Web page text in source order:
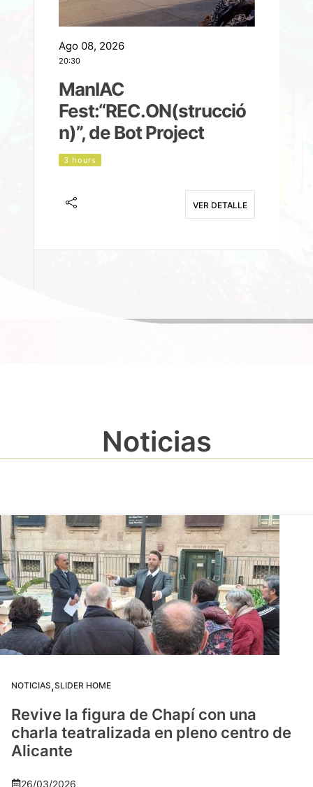
Ago 08, 2026
20:30
ManIAC
Fest:“REC.ON(strucció
n)”, de Bot Project
3 hours
VER DETALLE
Noticias
NOTICIAS,SLIDER HOME
Revive la figura de Chapí con una
charla teatralizada en pleno centro de
Alicante
26/03/2026